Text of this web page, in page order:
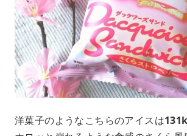
洋菓子のようなこちらのアイスは